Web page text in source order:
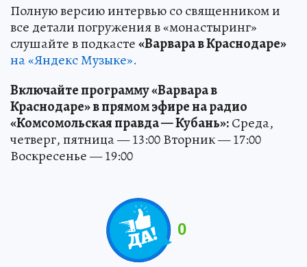
Полную версию интервью со священником и
все детали погружения в «монастыринг»
слушайте в подкасте«Варвара в Краснодаре»
на «Яндекс Музыке».
Включайте программу «Варвара в
Краснодаре» в прямом эфире на радио
«Комсомольская правда — Кубань»:Среда,
четверг, пятница — 13:00 Вторник — 17:00
Воскресенье — 19:00
0